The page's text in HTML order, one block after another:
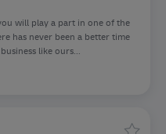
will play a part in one of the
has never been a better time
like ours...